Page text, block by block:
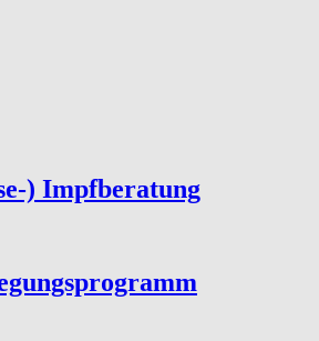
) Impfberatung